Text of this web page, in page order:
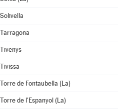
Solivella
Tarragona
Tivenys
Tivissa
Torre de Fontaubella (La)
Torre de l'Espanyol (La)